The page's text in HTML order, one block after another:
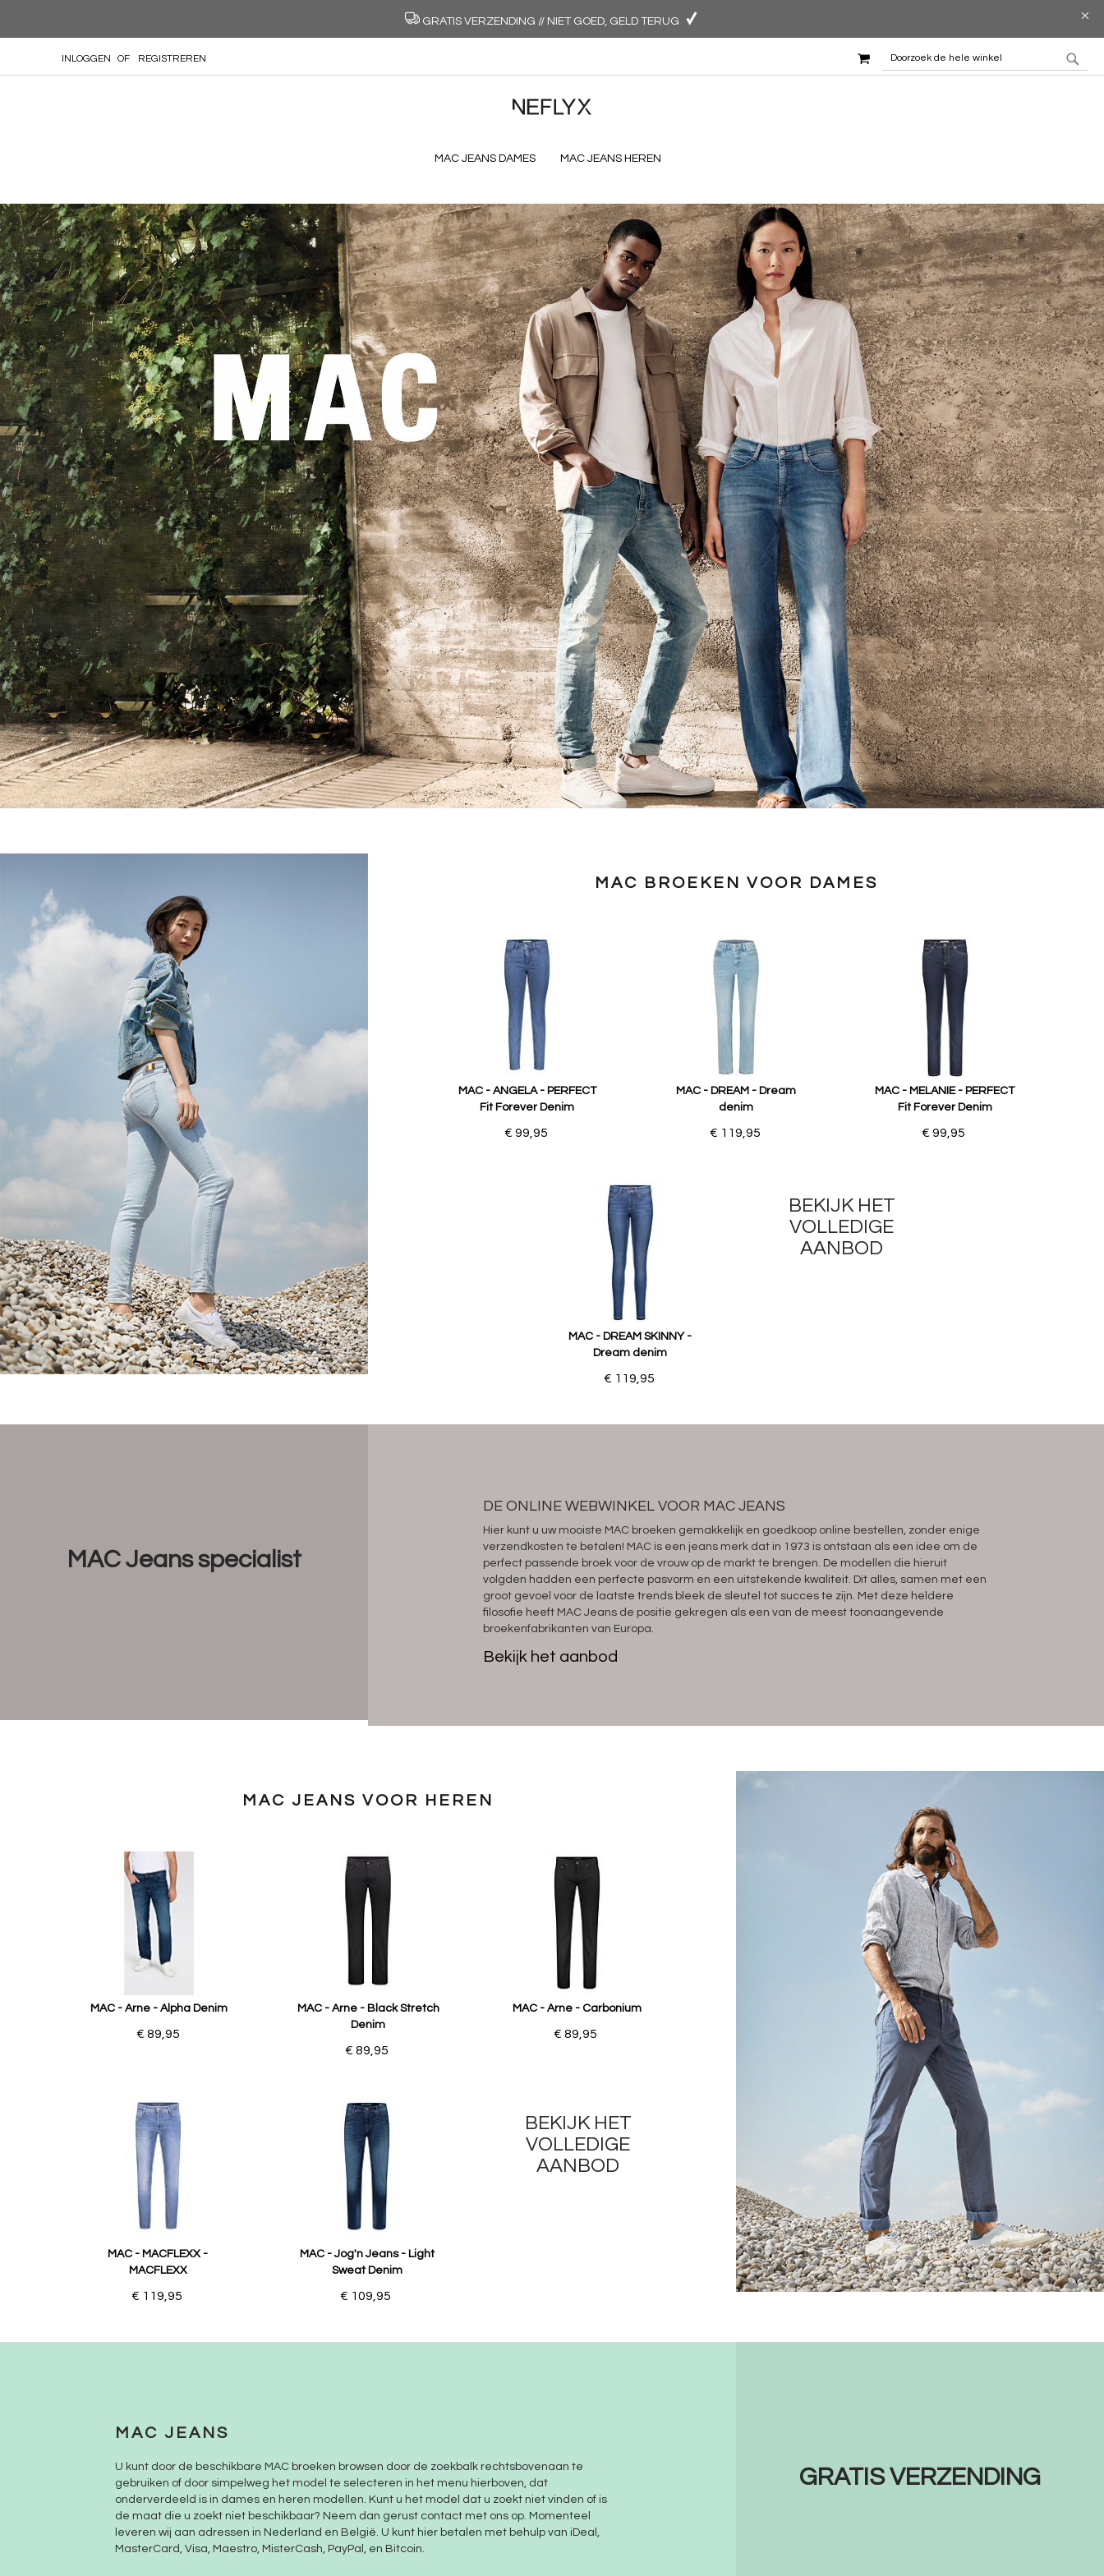
GRATIS VERZENDING // NIET GOED, GELD TERUG
INLOGGEN
REGISTREREN
ZOEK
MAC JEANS DAMES MAC JEANS HEREN
MAC BROEKEN VOOR DAMES
MAC - ANGELA - PERFECT
Fit Forever Denim
€ 99,95
MAC - DREAM - Dream
denim
€ 119,95
MAC - MELANIE - PERFECT
Fit Forever Denim
€ 99,95
MAC - DREAM SKINNY -
Dream denim
€ 119,95
BEKIJK HET
VOLLEDIGE
AANBOD
MAC Jeans specialist
DE ONLINE WEBWINKEL VOOR MAC JEANS
Hier kunt u uw mooiste MAC broeken gemakkelijk en goedkoop online bestellen, zonder enige
verzendkosten te betalen! MAC is een jeans merk dat in 1973 is ontstaan als een idee om de
perfect passende broek voor de vrouw op de markt te brengen. De modellen die hieruit
volgden hadden een perfecte pasvorm en een uitstekende kwaliteit. Dit alles, samen met een
groot gevoel voor de laatste trends bleek de sleutel tot succes te zijn. Met deze heldere
filosofie heeft MAC Jeans de positie gekregen als een van de meest toonaangevende
broekenfabrikanten van Europa.
Bekijk het aanbod
MAC JEANS VOOR HEREN
MAC - Arne - Alpha Denim
€ 89,95
MAC - Arne - Black Stretch
Denim
€ 89,95
MAC - Arne - Carbonium
€ 89,95
MAC - MACFLEXX -
MACFLEXX
€ 119,95
MAC - Jog'n Jeans - Light
Sweat Denim
€ 109,95
BEKIJK HET
VOLLEDIGE
AANBOD
MAC JEANS
U kunt door de beschikbare MAC broeken browsen door de zoekbalk rechtsbovenaan te
gebruiken of door simpelweg het model te selecteren in het menu hierboven, dat
onderverdeeld is in dames en heren modellen. Kunt u het model dat u zoekt niet vinden of is
de maat die u zoekt niet beschikbaar? Neem dan gerust contactmet ons op. Momenteel
leveren wij aan adressen in Nederland en België. U kunt hier betalen met behulp van iDeal,
MasterCard, Visa, Maestro, MisterCash, PayPal, en Bitcoin.
GRATIS VERZENDING